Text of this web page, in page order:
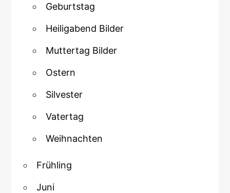
Geburtstag
Heiligabend Bilder
Muttertag Bilder
Ostern
Silvester
Vatertag
Weihnachten
Frühling
Juni